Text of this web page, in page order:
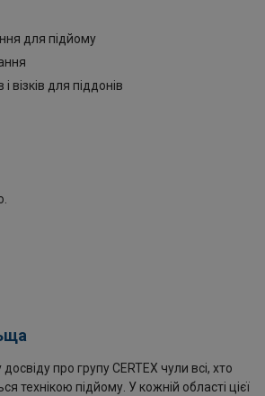
для підйому
візків для піддонів
про групу CERTEX чули всі, хто
технікою підйому. У кожній області цієї